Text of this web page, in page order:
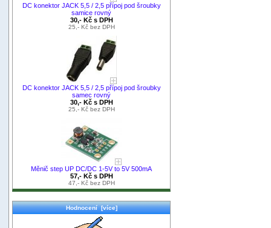
DC konektor JACK 5,5 / 2,5 přípoj pod šroubky
samice rovný
30,- Kč s DPH
25,- Kč bez DPH
DC konektor JACK 5,5 / 2,5 přípoj pod šroubky
samec rovný
30,- Kč s DPH
25,- Kč bez DPH
Měnič step UP DC/DC 1-5V to 5V 500mA
57,- Kč s DPH
47,- Kč bez DPH
Hodnocení [více]